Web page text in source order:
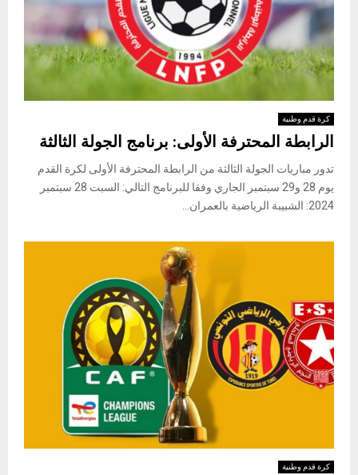
كرة قدم وطنية
الرابطة المحترفة الأولى: برنامج الجولة الثالثة
تدور مباريات الجولة الثالثة من الرابطة المحترفة الأولى لكرة القدم
يوم 28 و29 سبتمبر الجاري وفقا للبرنامج التالي: السبت 28 سبتمبر
2024: الشبيبة الرياضية بالعمران...
كرة قدم وطنية